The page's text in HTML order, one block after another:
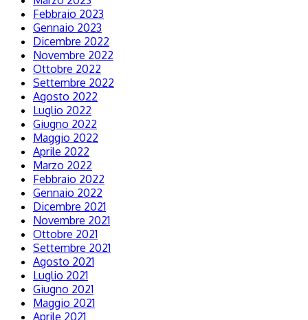
Febbraio 2023
Gennaio 2023
Dicembre 2022
Novembre 2022
Ottobre 2022
Settembre 2022
Agosto 2022
Luglio 2022
Giugno 2022
Maggio 2022
Aprile 2022
Marzo 2022
Febbraio 2022
Gennaio 2022
Dicembre 2021
Novembre 2021
Ottobre 2021
Settembre 2021
Agosto 2021
Luglio 2021
Giugno 2021
Maggio 2021
Aprile 2021